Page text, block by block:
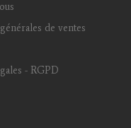
de ventes
- RGPD